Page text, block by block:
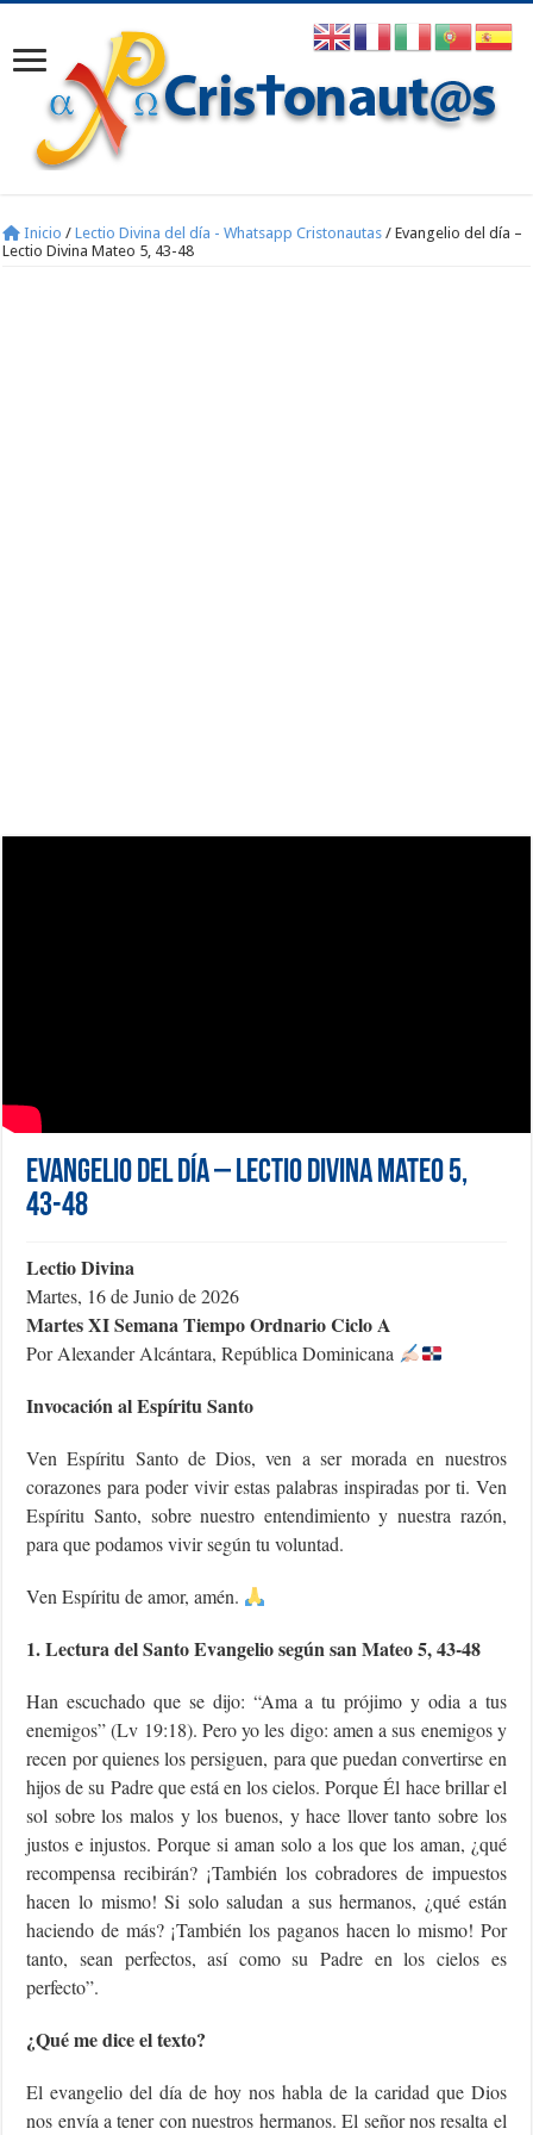
Inicio / Lectio Divina del día - Whatsapp Cristonautas / Evangelio del día –
Lectio Divina Mateo 5, 43-48
Evangelio del día – Lectio Divina Mateo 5,
43-48
Lectio Divina
Martes, 16 de Junio de 2026
Martes XI Semana Tiempo Ordnario Ciclo A
Por Alexander Alcántara, República Dominicana
Invocación al Espíritu Santo
Ven Espíritu Santo de Dios, ven a ser morada en nuestros
corazones para poder vivir estas palabras inspiradas por ti. Ven
Espíritu Santo, sobre nuestro entendimiento y nuestra razón,
para que podamos vivir según tu voluntad.
Ven Espíritu de amor, amén.
1. Lectura del Santo Evangelio según san Mateo 5, 43-48
Han escuchado que se dijo: “Ama a tu prójimo y odia a tus
enemigos” (Lv 19:18). Pero yo les digo: amen a sus enemigos y
recen por quienes los persiguen, para que puedan convertirse en
hijos de su Padre que está en los cielos. Porque Él hace brillar el
sol sobre los malos y los buenos, y hace llover tanto sobre los
justos e injustos. Porque si aman solo a los que los aman, ¿qué
recompensa recibirán? ¡También los cobradores de impuestos
hacen lo mismo! Si solo saludan a sus hermanos, ¿qué están
haciendo de más? ¡También los paganos hacen lo mismo! Por
tanto, sean perfectos, así como su Padre en los cielos es
perfecto”.
¿Qué me dice el texto?
El evangelio del día de hoy nos habla de la caridad que Dios
nos envía a tener con nuestros hermanos. El señor nos resalta el